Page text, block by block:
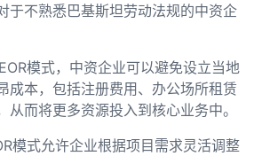
于不熟悉巴基斯坦劳动法规的中资企
模式，中资企业可以避免设立当地
成本，包括注册费用、办公场所租赁
从而将更多资源投入到核心业务中。
模式允许企业根据项目需求灵活调整